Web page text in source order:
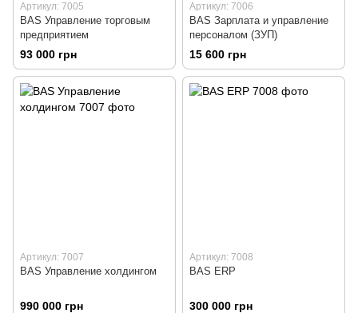
Артикул: 7005
BAS Управление торговым
предприятием
93 000 грн
Артикул: 7006
BAS Зарплата и управление
персоналом (ЗУП)
15 600 грн
Артикул: 7007
BAS Управление холдингом
990 000 грн
Артикул: 7008
BAS ERP
300 000 грн